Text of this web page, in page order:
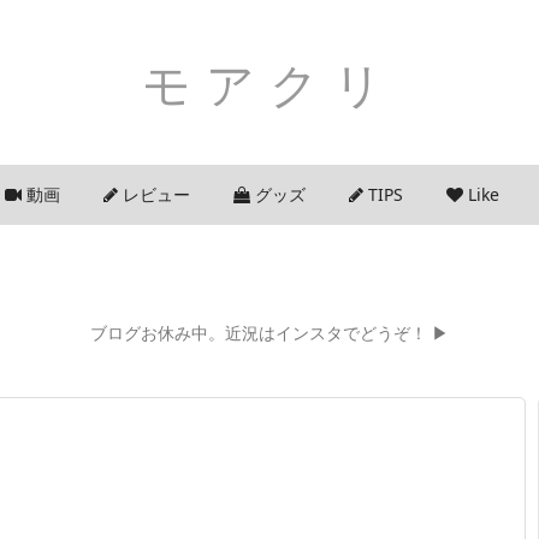
モアクリ
動画 レビュー グッズ TIPS Like
ブログお休み中。近況はインスタでどうぞ！ ▶